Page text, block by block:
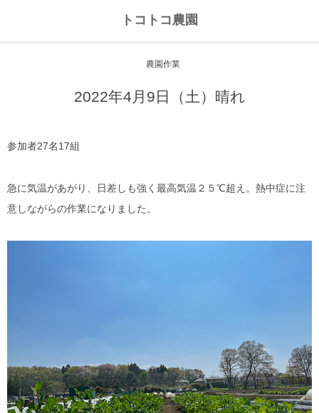
トコトコ農園
農園作業
2022年4月9日（土）晴れ
参加者27名17組
急に気温があがり、日差しも強く最高気温２５℃超え。熱中症に注
意しながらの作業になりました。